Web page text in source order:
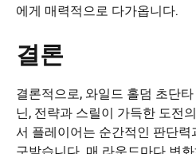
에게 매력적으로 다가옵니다.
결론
결론적으로, 와일드 홀덤 초단
닌, 전략과 스릴이 가득한 도전
서 플레이어는 순간적인 판단
구받습니다. 매 라운드마다 변